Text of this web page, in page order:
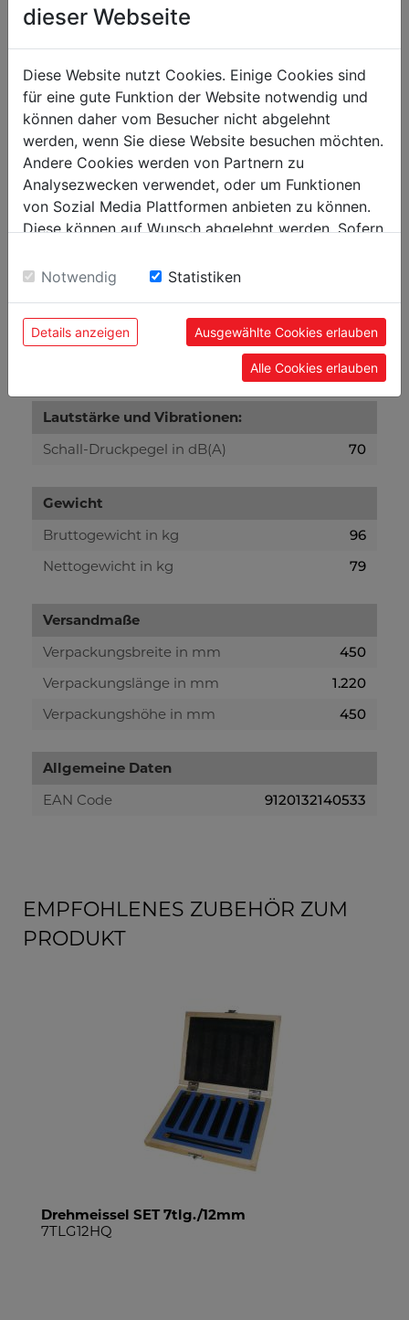
Drehspindeldrehzahl in min-1
Spindelbohrung in mm
38
Spindel Konus
MK5 / MT5
Reitstockkonus
MK2 / MT2
Längsvorschub
0,11 | 0,152 | 0,198 mm/U
Verfahrweg Längsschlitten in mm
Verfahrweg Querschlitten in mm
75
Verfahrweg Oberschlitten in mm
55
Pinolenweg in mm
Gewinde Metrisch in mm/r
0,3 - 3
Gewinde Zoll
10 - 44 TPI
12 x 12
Lautstärke und Vibrationen:
Schall-Druckpegel in dB(A)
70
Gewicht
Bruttogewicht in kg
96
Nettogewicht in kg
79
Versandmaße
Verpackungsbreite in mm
450
Verpackungslänge in mm
1.220
Verpackungshöhe in mm
450
Allgemeine Daten
EAN Code
9120132140533
EMPFOHLENES ZUBEHÖR ZUM
PRODUKT
Drehmeissel SET 9tlg./12mm
dieser Webseite
Diese Website nutzt Cookies. Einige Cookies sind
für eine gute Funktion der Website notwendig und
können daher vom Besucher nicht abgelehnt
werden, wenn Sie diese Website besuchen möchten.
Andere Cookies werden von Partnern zu
Analysezwecken verwendet, oder um Funktionen
von Sozial Media Plattformen anbieten zu können.
Diese können auf Wunsch abgelehnt werden. Sofern
Einwilligung zu unseren Cookies.
Notwendig Statistiken
Details anzeigen Ausgewählte Cookies erlauben
Alle Cookies erlauben